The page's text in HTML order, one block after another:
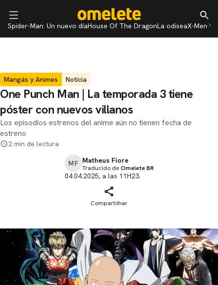
Spider-Man: Un nuevo díaHouse Of The DragonLa odiseaX-Men 97
Mangás y Animes Notícia
One Punch Man | La temporada 3 tiene
póster con nuevos villanos
Los episodios estrenos del anime aún no tienen fecha de
estreno
2 min de lectura
MF Matheus Fiore
Traducido deOmelete BR
04.04.2025, a las 11H23.
Compartilhar